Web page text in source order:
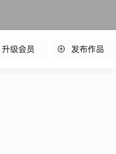
升级会员 发布作品